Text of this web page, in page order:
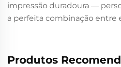
impressão duradoura —
a perfeita combinação entre
Produtos